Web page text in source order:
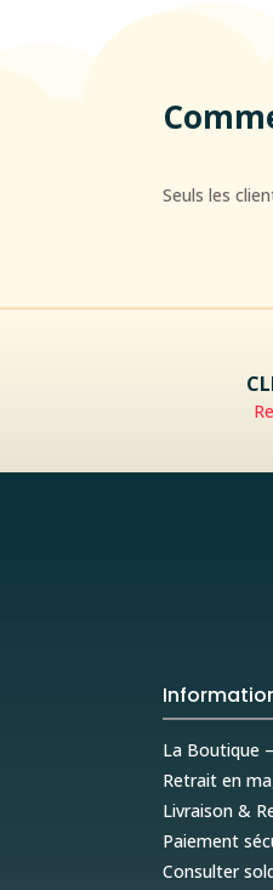
Seuls les
La Boutique
Retrait en
Livraison &
Paiement
Consulter